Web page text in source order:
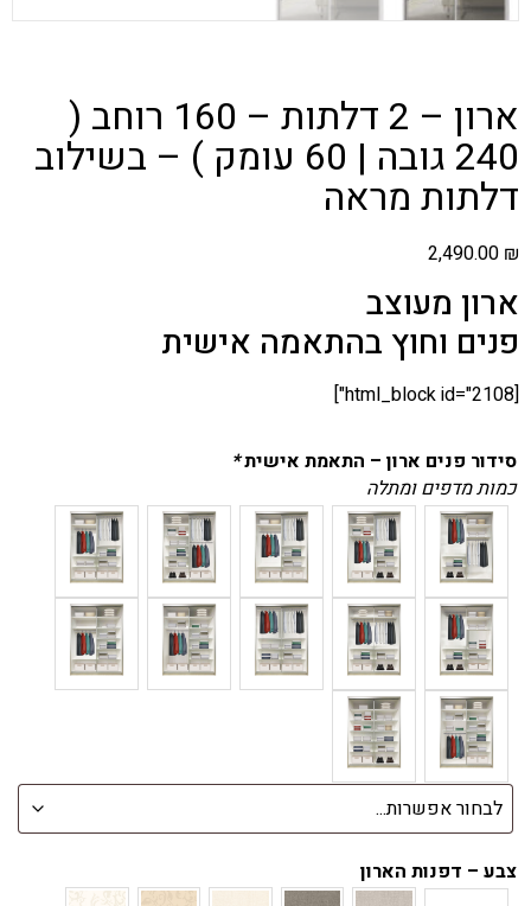
ארון – 2 דלתות – 160 רוחב (
240 גובה | 60 עומק ) – בשילוב
דלתות מראה
2,490.00 ₪
ארון מעוצב
פנים וחוץ בהתאמה אישית
[html_block id="2108"]
סידור פנים ארון – התאמת אישית*
כמות מדפים ומתלה
צבע – דפנות הארון